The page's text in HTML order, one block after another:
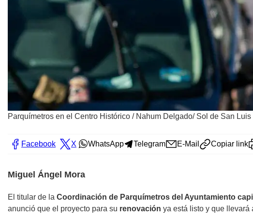
Parquímetros en el Centro Histórico / Nahum Delgado/ Sol de San Luis
Facebook X WhatsApp Telegram E-Mail Copiar link
Miguel Ángel Mora
El titular de la Coordinación de Parquímetros del Ayuntamiento
anunció que el proyecto para su renovación ya está listo y que llevará